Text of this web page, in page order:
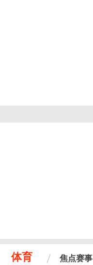
体育 焦点赛事